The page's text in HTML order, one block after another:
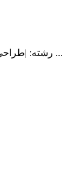
رشته: |طراحی و نقاشی|نقاشیخط|خوش ...